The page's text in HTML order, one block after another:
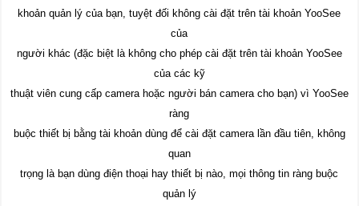
khoản quản lý của bạn, tuyệt đối không cài đặt trên tài khoản YooSee
của
người khác (đặc biệt là không cho phép cài đặt trên tài khoản YooSee
của các kỹ
thuật viên cung cấp camera hoặc người bán camera cho bạn) vì YooSee
ràng
buộc thiết bị bằng tài khoản dùng để cài đặt camera lần đầu tiên, không
quan
trọng là bạn dùng điện thoại hay thiết bị nào, mọi thông tin ràng buộc
quản lý